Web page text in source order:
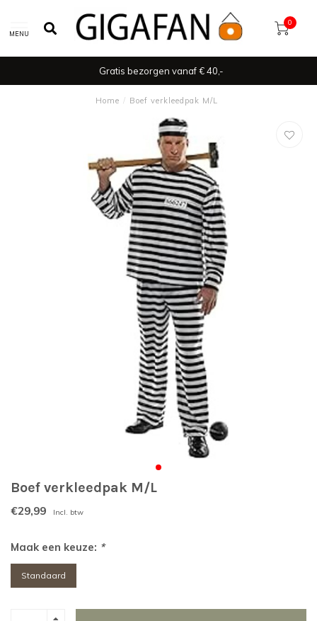
MENU
0
Gratis bezorgen vanaf € 40,-
Home / Boef verkleedpak M/L
Boef verkleedpak M/L
€29,99 Incl. btw
Maak een keuze: *
Standaard